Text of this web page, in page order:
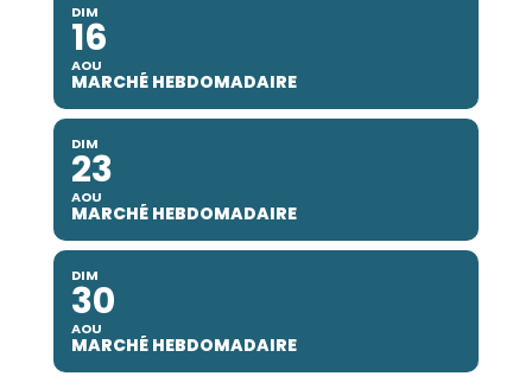
DIM
16
AOU
MARCHÉ HEBDOMADAIRE
DIM
23
AOU
MARCHÉ HEBDOMADAIRE
DIM
30
AOU
MARCHÉ HEBDOMADAIRE